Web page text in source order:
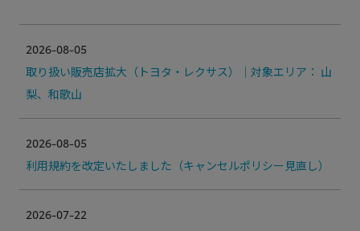
2026-08-05
取り扱い販売店拡大（トヨタ・レクサス）｜対象エリア： 山
梨、和歌山
2026-08-05
利用規約を改定いたしました（キャンセルポリシー見直し）
2026-07-22